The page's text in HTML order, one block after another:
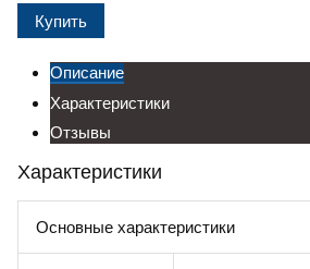
Описание
Характеристики
Отзывы
Характеристики
Основные характеристики